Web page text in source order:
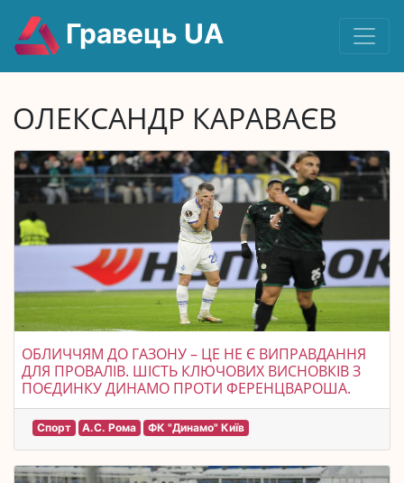
Гравець UA
ОЛЕКСАНДР КАРАВАЄВ
ОБЛИЧЧЯМ ДО ГАЗОНУ – ЦЕ НЕ Є ВИПРАВДАННЯ
ДЛЯ ПРОВАЛІВ. ШІСТЬ КЛЮЧОВИХ ВИСНОВКІВ З
ПОЄДИНКУ ДИНАМО ПРОТИ ФЕРЕНЦВАРОША.
Спорт А.С. Рома ФК "Динамо" Київ